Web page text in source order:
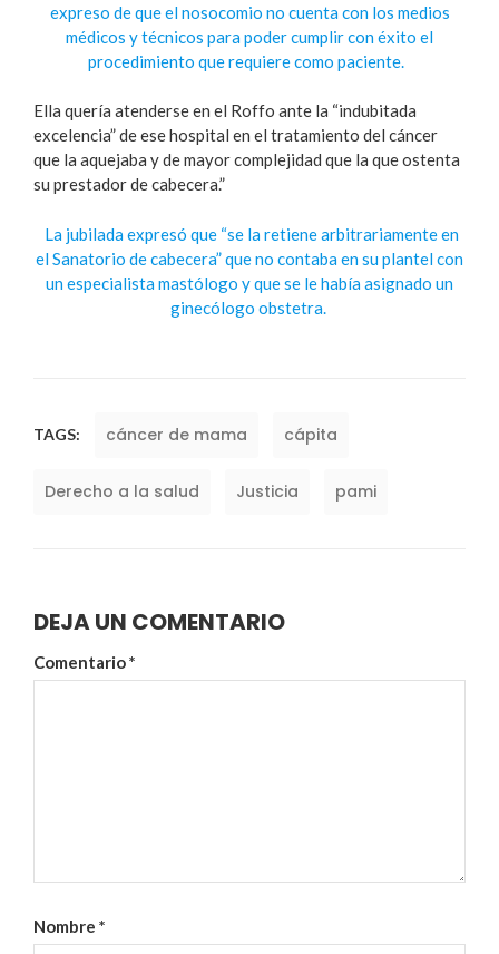
expreso de que el nosocomio no cuenta con los medios
médicos y técnicos para poder cumplir con éxito el
procedimiento que requiere como paciente.
Ella quería atenderse en el Roffo ante la “indubitada
excelencia” de ese hospital en el tratamiento del cáncer
que la aquejaba y de mayor complejidad que la que ostenta
su prestador de cabecera.”
La jubilada expresó que “se la retiene arbitrariamente en
el Sanatorio de cabecera” que no contaba en su plantel con
un especialista mastólogo y que se le había asignado un
ginecólogo obstetra.
TAGS: cáncer de mama cápita
Derecho a la salud Justicia pami
DEJA UN COMENTARIO
Comentario*
Nombre *